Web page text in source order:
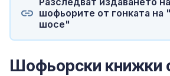
шофьорите от гонката на
шосе"
Шофьорски книжки